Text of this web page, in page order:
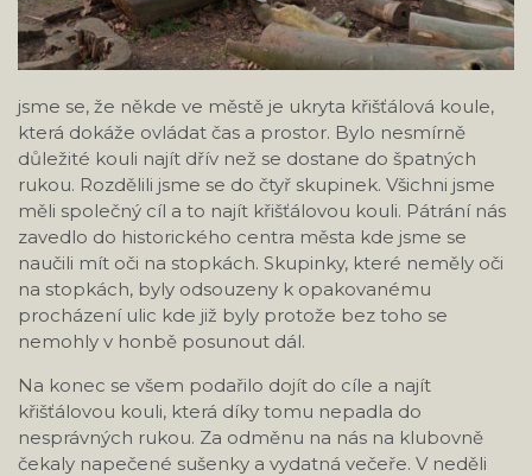
jsme se, že někde ve městě je ukryta křišťálová koule,
která dokáže ovládat čas a prostor. Bylo nesmírně
důležité kouli najít dřív než se dostane do špatných
rukou. Rozdělili jsme se do čtyř skupinek. Všichni jsme
měli společný cíl a to najít křišťálovou kouli. Pátrání nás
zavedlo do historického centra města kde jsme se
naučili mít oči na stopkách. Skupinky, které neměly oči
na stopkách, byly odsouzeny k opakovanému
procházení ulic kde již byly protože bez toho se
nemohly v honbě posunout dál.
Na konec se všem podařilo dojít do cíle a najít
křišťálovou kouli, která díky tomu nepadla do
nesprávných rukou. Za odměnu na nás na klubovně
čekaly napečené sušenky a vydatná večeře. V neděli